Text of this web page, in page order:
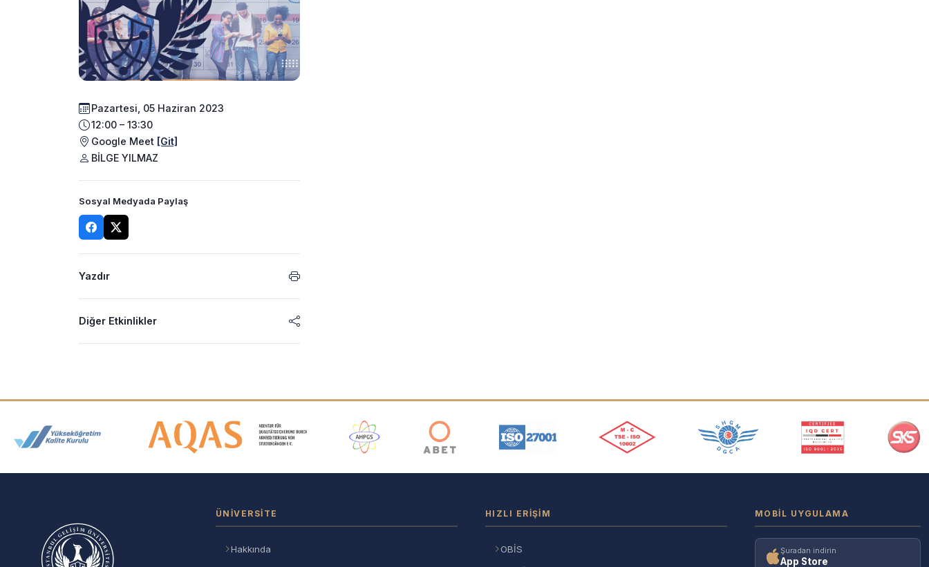
Pazartesi, 05 Haziran 2023
12:00 – 13:30
Google Meet [Git]
BİLGE YILMAZ
Sosyal Medyada Paylaş
Yazdır
Diğer Etkinlikler
Akreditasyon ve Üyelik Logoları
ÜNIVERSITE
Hakkında
HIZLI ERIŞIM
OBİS
MOBIL UYGULAMA
Şuradan indirin
App Store